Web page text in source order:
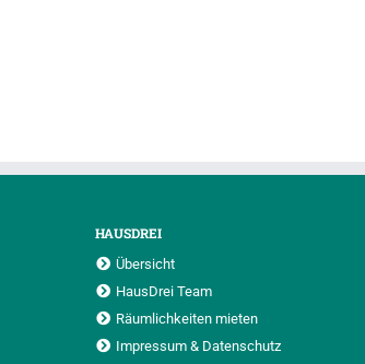
HAUSDREI
Übersicht
HausDrei Team
Räumlichkeiten mieten
Impressum & Datenschutz